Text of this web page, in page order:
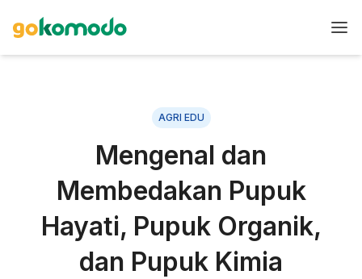
AGRI EDU
Mengenal dan
Membedakan Pupuk
Hayati, Pupuk Organik,
dan Pupuk Kimia